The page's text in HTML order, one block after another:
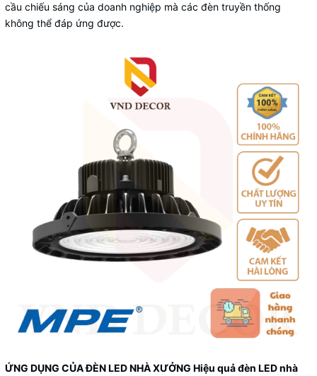
cầu chiếu sáng của doanh nghiệp mà các đèn truyền thống
không thể đáp ứng được.
ỨNG DỤNG CỦA ĐÈN LED NHÀ XƯỞNG Hiệu quả đèn LED nhà